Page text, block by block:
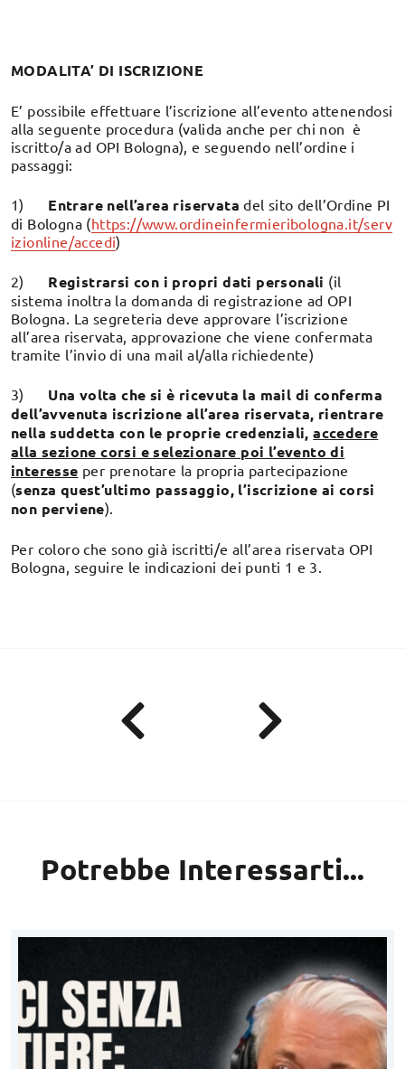
MODALITA’ DI ISCRIZIONE
E’ possibile effettuare l’iscrizione all’evento attenendosi
alla seguente procedura (valida anche per chi non è
iscritto/a ad OPI Bologna), e seguendo nell’ordine i
passaggi:
1) Entrare nell’area riservata del sito dell’Ordine PI
di Bologna (https://www.ordineinfermieribologna.it/serv
izionline/accedi)
2) Registrarsi con i propri dati personali (il
sistema inoltra la domanda di registrazione ad OPI
Bologna. La segreteria deve approvare l’iscrizione
all’area riservata, approvazione che viene confermata
tramite l’invio di una mail al/alla richiedente)
3) Una volta che si è ricevuta la mail di conferma
dell’avvenuta iscrizione all’area riservata, rientrare
nella suddetta con le proprie credenziali, accedere
alla sezione corsi e selezionare poi l’evento di
interesse per prenotare la propria partecipazione
(senza quest’ultimo passaggio, l’iscrizione ai corsi
non perviene).
Per coloro che sono già iscritti/e all’area riservata OPI
Bologna, seguire le indicazioni dei punti 1 e 3.
Potrebbe Interessarti...